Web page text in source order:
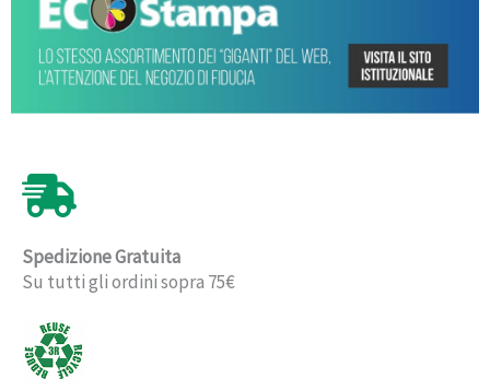
Spedizione Gratuita
Su tutti gli ordini sopra 75€